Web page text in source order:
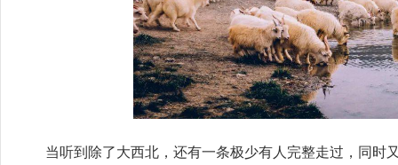
当听到除了大西北，还有一条极少有人完整走过，同时